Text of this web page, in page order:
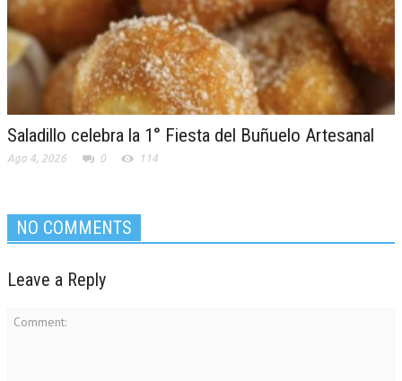
Saladillo celebra la 1° Fiesta del Buñuelo Artesanal
Ago 4, 2026 0 114
NO COMMENTS
Leave a Reply